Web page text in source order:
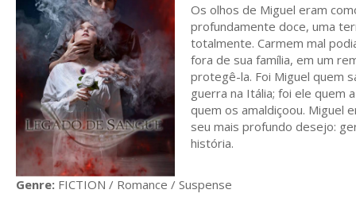
Os olhos de Miguel eram
profundamente doce, uma
totalmente. Carmem mal
fora de sua família, em um
protegê-la. Foi Miguel quem
guerra na Itália; foi ele quem
quem os amaldiçoou. Miguel
seu mais profundo desejo:
história.
Genre: FICTION / Romance / Suspense